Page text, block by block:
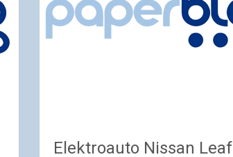
Elektroauto Nissan Leaf